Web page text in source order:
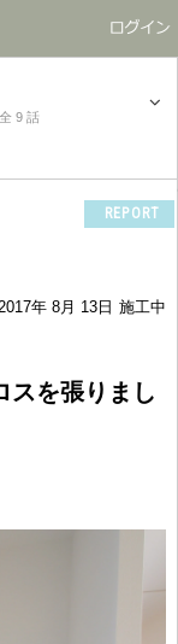
全 9 話
REPORT
年 8月 13日 施工中
スを張りまし